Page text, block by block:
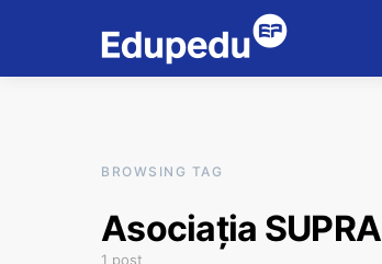
BROWSING TAG
Asociația SUPRA
1 post